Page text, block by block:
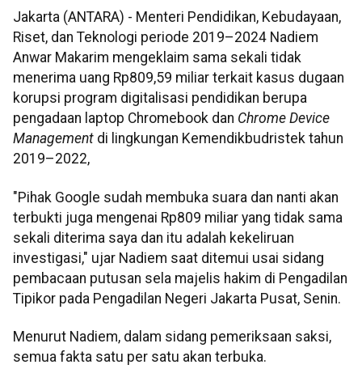
Jakarta (ANTARA) - Menteri Pendidikan, Kebudayaan,
Riset, dan Teknologi periode 2019–2024 Nadiem
Anwar Makarim mengeklaim sama sekali tidak
menerima uang Rp809,59 miliar terkait kasus dugaan
korupsi program digitalisasi pendidikan berupa
pengadaan laptop Chromebook dan Chrome Device
Management di lingkungan Kemendikbudristek tahun
2019–2022,
"Pihak Google sudah membuka suara dan nanti akan
terbukti juga mengenai Rp809 miliar yang tidak sama
sekali diterima saya dan itu adalah kekeliruan
investigasi," ujar Nadiem saat ditemui usai sidang
pembacaan putusan sela majelis hakim di Pengadilan
Tipikor pada Pengadilan Negeri Jakarta Pusat, Senin.
Menurut Nadiem, dalam sidang pemeriksaan saksi,
semua fakta satu per satu akan terbuka.